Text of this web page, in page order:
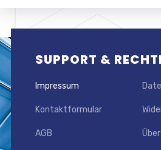
SUPPORT &
Impressum
Kontaktformular
AGB